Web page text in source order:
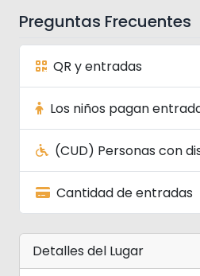
Preguntas Frecuentes
QR y entradas
Los niños pagan
(CUD) Personas con
Cantidad de entradas
Detalles del Lugar